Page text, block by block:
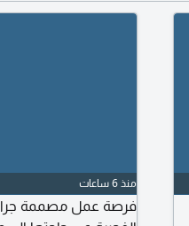
منذ 6 ساعات
فرصة عمل مصممة